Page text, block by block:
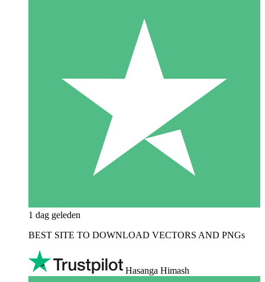
1 dag geleden
BEST SITE TO DOWNLOAD VECTORS AND PNGs
Hasanga Himash